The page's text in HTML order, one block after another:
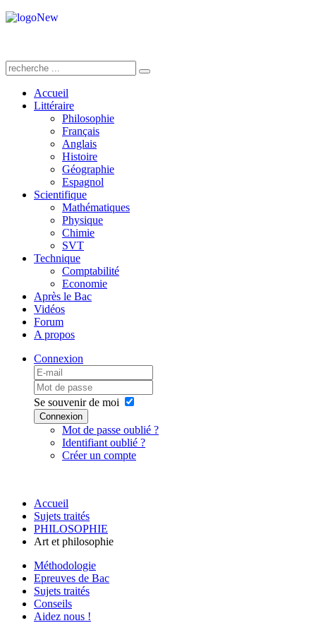
Accueil
Littéraire
Philosophie
Français
Anglais
Histoire
Géographie
Espagnol
Scientifique
Mathématiques
Physique
Chimie
SVT
Technique
Comptabilité
Economie
Après le Bac
Vidéos
Forum
A propos
Connexion
Se souvenir de moi
Connexion
Mot de passe oublié ?
Identifiant oublié ?
Créer un compte
Accueil
Sujets traités
PHILOSOPHIE
Art et philosophie
Méthodologie
Epreuves de Bac
Sujets traités
Conseils
Aidez nous !